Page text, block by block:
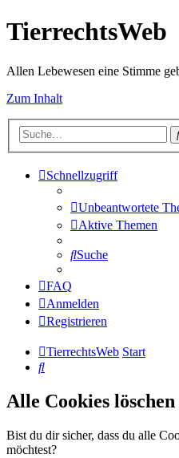
TierrechtsWeb
Allen Lebewesen eine Stimme
Zum Inhalt
Schnellzugriff
Unbeantwortete
Aktive Themen
Suche
FAQ
Anmelden
Registrieren
TierrechtsWeb Start
Suche
Alle Cookies löschen
Bist du dir sicher, dass du alle
möchtest?